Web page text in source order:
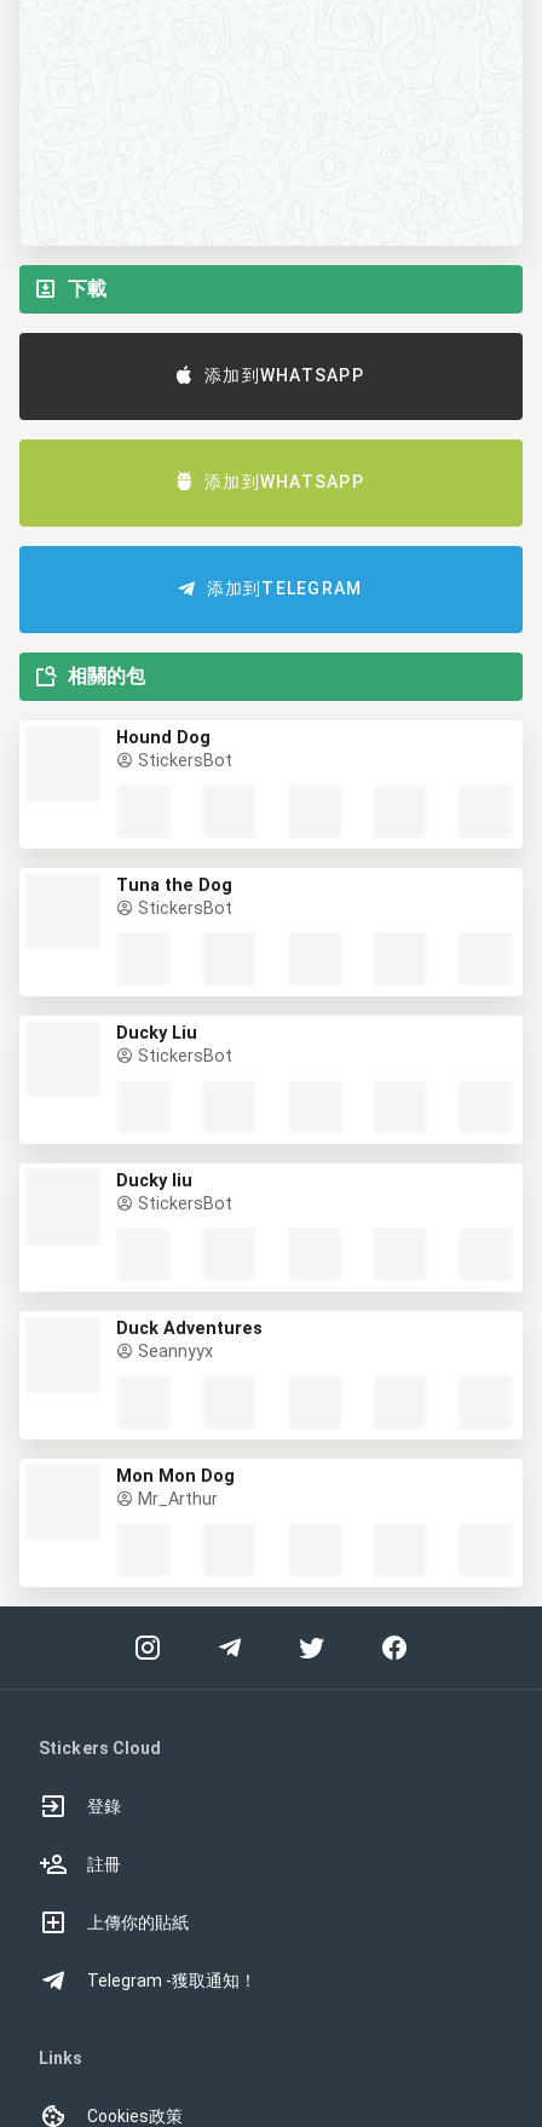
下載
添加到WHATSAPP
添加到WHATSAPP
添加到TELEGRAM
相關的包
Hound Dog
StickersBot
Tuna the Dog
StickersBot
Ducky Liu
StickersBot
Ducky liu
StickersBot
Duck Adventures
Seannyyx
Mon Mon Dog
Mr_Arthur
Stickers Cloud
登錄
註冊
上傳你的貼紙
Telegram -獲取通知！
Links
Cookies政策